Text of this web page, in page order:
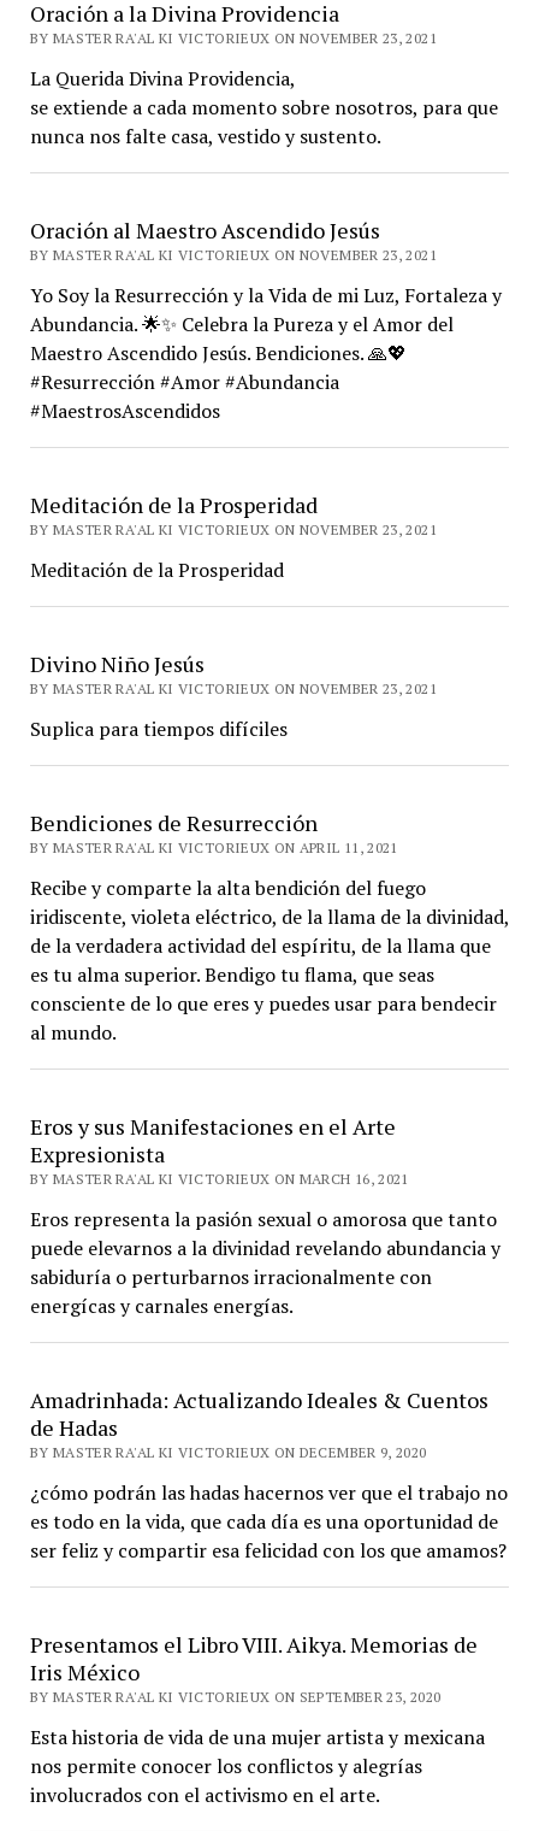
Oración a la Divina Providencia
BY MASTER RA'AL KI VICTORIEUX ON NOVEMBER 23, 2021
La Querida Divina Providencia,
se extiende a cada momento sobre nosotros, para que
nunca nos falte casa, vestido y sustento.
Oración al Maestro Ascendido Jesús
BY MASTER RA'AL KI VICTORIEUX ON NOVEMBER 23, 2021
Yo Soy la Resurrección y la Vida de mi Luz, Fortaleza y
Abundancia. 🌟✨ Celebra la Pureza y el Amor del
Maestro Ascendido Jesús. Bendiciones. 🙏💖
#Resurrección #Amor #Abundancia
#MaestrosAscendidos
Meditación de la Prosperidad
BY MASTER RA'AL KI VICTORIEUX ON NOVEMBER 23, 2021
Meditación de la Prosperidad
Divino Niño Jesús
BY MASTER RA'AL KI VICTORIEUX ON NOVEMBER 23, 2021
Suplica para tiempos difíciles
Bendiciones de Resurrección
BY MASTER RA'AL KI VICTORIEUX ON APRIL 11, 2021
Recibe y comparte la alta bendición del fuego
iridiscente, violeta eléctrico, de la llama de la divinidad,
de la verdadera actividad del espíritu, de la llama que
es tu alma superior. Bendigo tu flama, que seas
consciente de lo que eres y puedes usar para bendecir
al mundo.
Eros y sus Manifestaciones en el Arte
Expresionista
BY MASTER RA'AL KI VICTORIEUX ON MARCH 16, 2021
Eros representa la pasión sexual o amorosa que tanto
puede elevarnos a la divinidad revelando abundancia y
sabiduría o perturbarnos irracionalmente con
energícas y carnales energías.
Amadrinhada: Actualizando Ideales & Cuentos
de Hadas
BY MASTER RA'AL KI VICTORIEUX ON DECEMBER 9, 2020
¿cómo podrán las hadas hacernos ver que el trabajo no
es todo en la vida, que cada día es una oportunidad de
ser feliz y compartir esa felicidad con los que amamos?
Presentamos el Libro VIII. Aikya. Memorias de
Iris México
BY MASTER RA'AL KI VICTORIEUX ON SEPTEMBER 23, 2020
Esta historia de vida de una mujer artista y mexicana
nos permite conocer los conflictos y alegrías
involucrados con el activismo en el arte.